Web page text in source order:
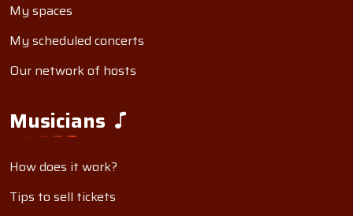
My spaces
My scheduled concerts
Our network of hosts
Musicians
How does it work?
Tips to sell tickets